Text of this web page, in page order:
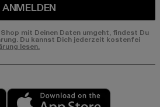
ANMELDEN
mit Deinen Daten umgeht, findest Du
Du kannst Dich jederzeit kostenfei
lesen.
Play market